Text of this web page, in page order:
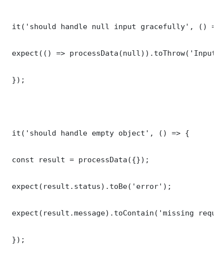
it('should handle null input gracefully', ()
expect(() =>
});
it('should handle empty object', () => {
const result = processData({});
expect(result.status).toBe('error');
expect(result.message).toContain('missing
});